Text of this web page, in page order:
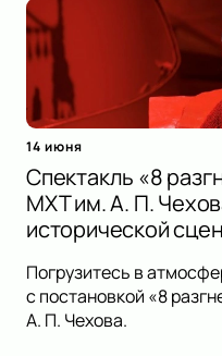
14 июня
Спектакль «8
МХТ им. А. П.
исторической
Погрузитесь в
с постановкой «8
А. П. Чехова.